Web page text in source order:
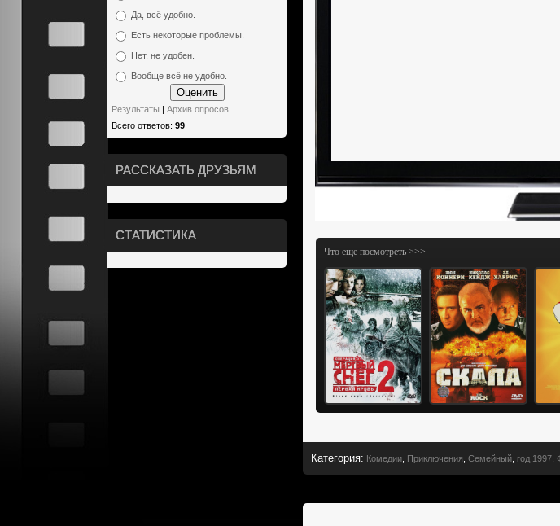
Да, всё удобно.
Есть некоторые проблемы.
Нет, не удобен.
Вообще всё не удобно.
Результаты
Архив опросов
Всего ответов: 99
РАССКАЗАТЬ ДРУЗЬЯМ
СТАТИСТИКА
Что еще посмотреть >>>
Категория: Комедии Приключения Семейный год 1997